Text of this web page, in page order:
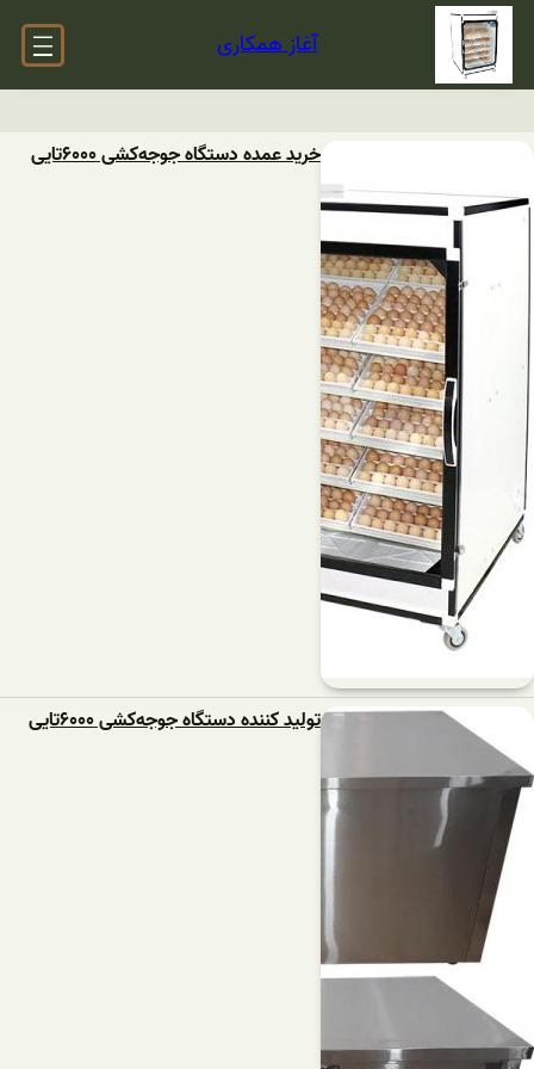
آغاز همکاری
خرید عمده دستگاه ‌جوجه‌کشی ۶۰۰۰تایی
تولید کننده دستگاه ‌جوجه‌کشی ۶۰۰۰تایی